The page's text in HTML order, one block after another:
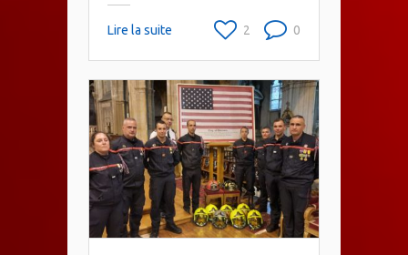
Lire la suite 0
2